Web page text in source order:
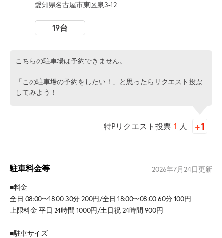
愛知県名古屋市東区泉3-12
19台
こちらの駐車場は予約できません。
「この駐車場の予約をしたい！」と思ったらリクエスト投票
してみよう！
特Pリクエスト投票 1 人
駐車料金等 2026年7月24日更新
■料金
全日 08:00〜18:00 30分 200円/全日 18:00〜08:00 60分 100円
上限料金 平日 24時間 1000円/土日祝 24時間 900円
■駐車サイズ